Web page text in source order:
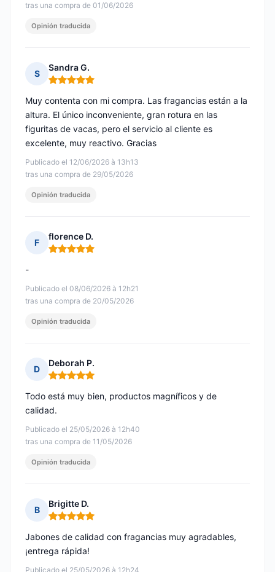
tras una compra de 01/06/2026
Opinión traducida
S
Sandra G.
Nota: 5 de 5
Publicado el 12/06/2026 à 13h13
tras una compra de 29/05/2026
Muy contenta con mi compra. Las fragancias están a la
altura. El único inconveniente, gran rotura en las
figuritas de vacas, pero el servicio al cliente es
excelente, muy reactivo. Gracias
Opinión traducida
F
florence D.
Nota: 5 de 5
Publicado el 08/06/2026 à 12h21
tras una compra de 20/05/2026
-
Opinión traducida
D
Deborah P.
Nota: 5 de 5
Publicado el 25/05/2026 à 12h40
tras una compra de 11/05/2026
Todo está muy bien, productos magníficos y de
calidad.
Opinión traducida
B
Brigitte D.
Nota: 5 de 5
Publicado el 25/05/2026 à 12h24
Jabones de calidad con fragancias muy agradables,
¡entrega rápida!